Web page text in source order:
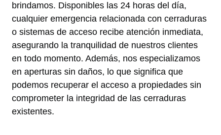
brindamos. Disponibles las 24 horas del día,
cualquier emergencia relacionada con cerraduras
o sistemas de acceso recibe atención inmediata,
asegurando la tranquilidad de nuestros clientes
en todo momento. Además, nos especializamos
en aperturas sin daños, lo que significa que
podemos recuperar el acceso a propiedades sin
comprometer la integridad de las cerraduras
existentes.